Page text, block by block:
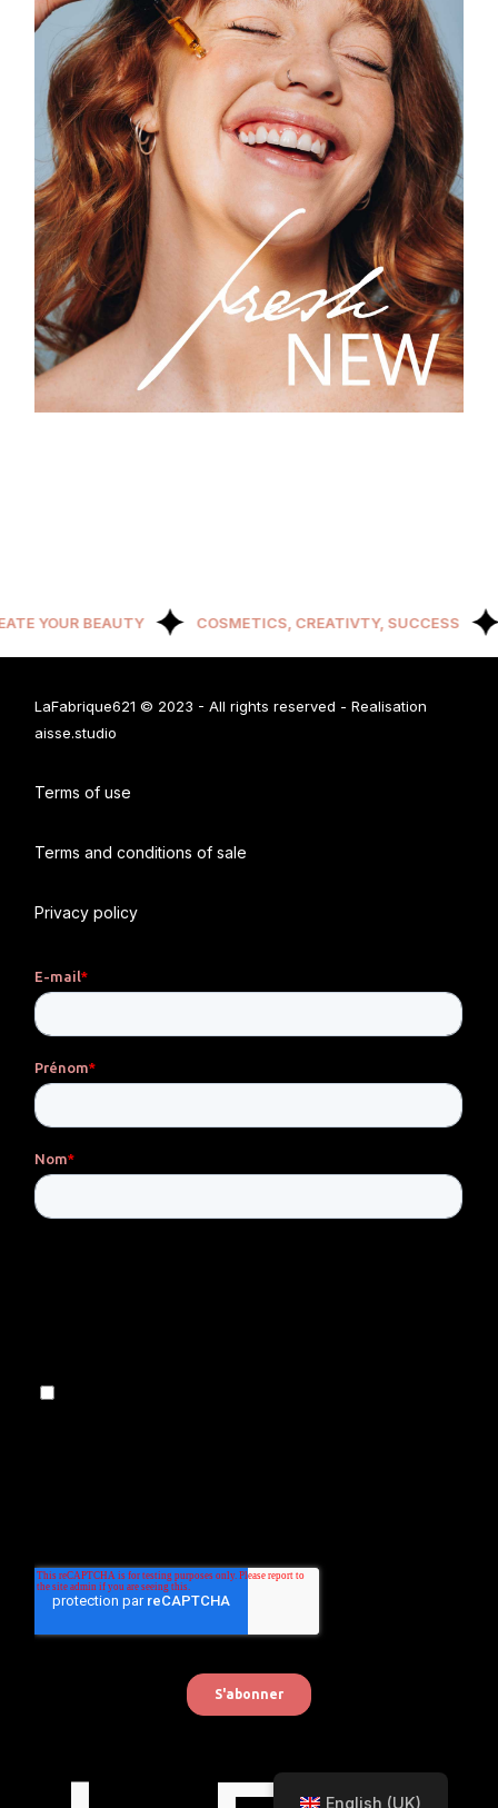
YOUR BEAUTY COSMETICS, CREATIVTY, SUCCESS
LaFabrique621 © 2023 - All rights reserved - Realisation
aisse.studio
Terms of use
Terms and conditions of sale
Privacy policy
English (UK)